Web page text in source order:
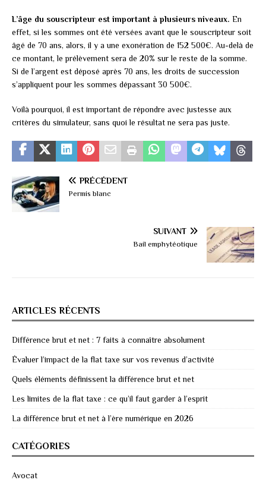
L’âge du souscripteur est important à plusieurs niveaux. En
effet, si les sommes ont été versées avant que le souscripteur soit
âgé de 70 ans, alors, il y a une exonération de 152 500€. Au-delà de
ce montant, le prélèvement sera de 20% sur le reste de la somme.
Si de l’argent est déposé après 70 ans, les droits de succession
s’appliquent pour les sommes dépassant 30 500€.
Voilà pourquoi, il est important de répondre avec justesse aux
critères du simulateur, sans quoi le résultat ne sera pas juste.
PRÉCÉDENT
Permis blanc
SUIVANT
Bail emphytéotique
ARTICLES RÉCENTS
Différence brut et net : 7 faits à connaître absolument
Évaluer l’impact de la flat taxe sur vos revenus d’activité
Quels éléments définissent la différence brut et net
Les limites de la flat taxe : ce qu’il faut garder à l’esprit
La différence brut et net à l’ère numérique en 2026
CATÉGORIES
Avocat